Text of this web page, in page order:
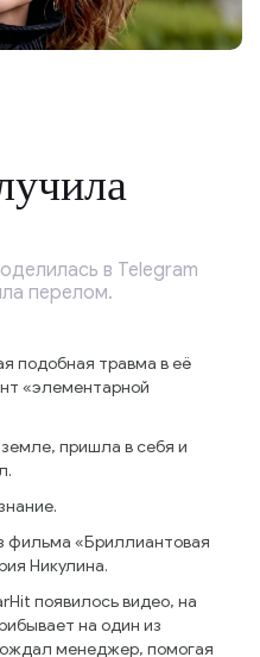
в Telegram
перелом.
подобная травма в её
«элементарной
пришла в себя и
фильма «Бриллиантовая
Никулина.
появилось видео, на
на один из
менеджер, помогая